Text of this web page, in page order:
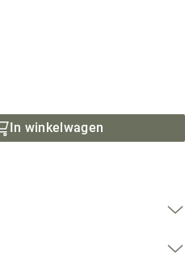
In winkelwagen